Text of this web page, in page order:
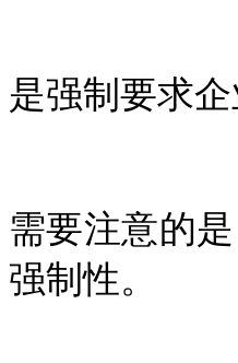
是强制要求
需要注意的
强制性。